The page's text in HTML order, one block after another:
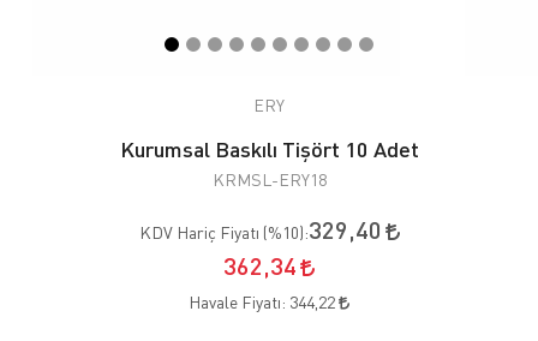
ERY
Kurumsal Baskılı Tişört 10 Adet
KRMSL-ERY18
KDV Hariç Fiyatı (%10):329,40
362,34
Havale Fiyatı: 344,22